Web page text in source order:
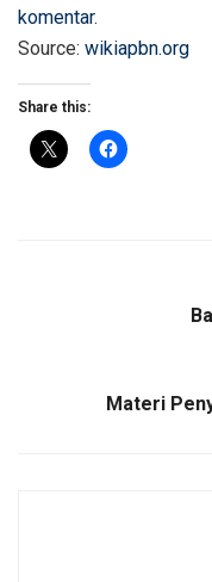
komentar.
Source: wikiapbn.org
Share this:
Materi